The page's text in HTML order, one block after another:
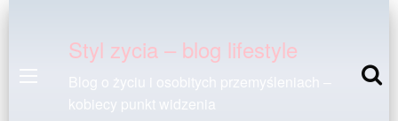
Styl zycia – blog lifestyle
kobiecy punkt widzenia